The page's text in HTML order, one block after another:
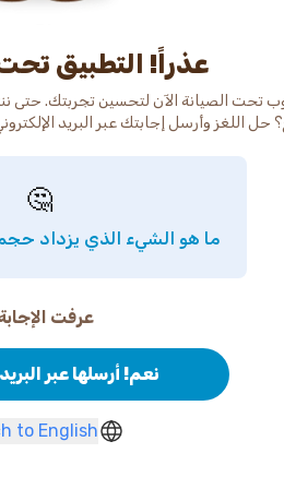
عذراً! التطبيق
تحت الصيانة الآن لتحسين تجربتك. حتى
حل اللغز وأرسل إجابتك عبر البريد
🤔
ما هو الشيء الذي يزداد
عرفت
نعم! أرسلها عبر
to English